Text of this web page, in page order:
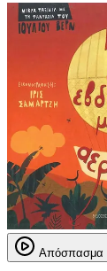
Απόσπασμα